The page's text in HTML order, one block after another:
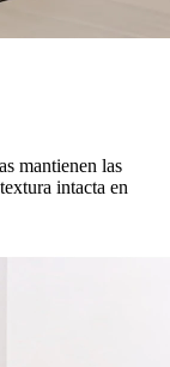
mantienen las
intacta en